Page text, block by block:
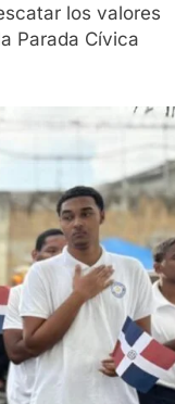
los valores
Parada Cívica